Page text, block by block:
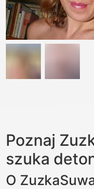
Poznaj
szuka
O